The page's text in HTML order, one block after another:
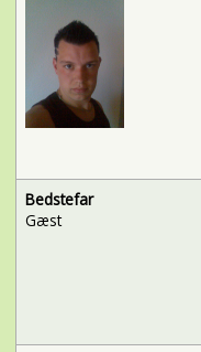
Bedstefar
Gæst